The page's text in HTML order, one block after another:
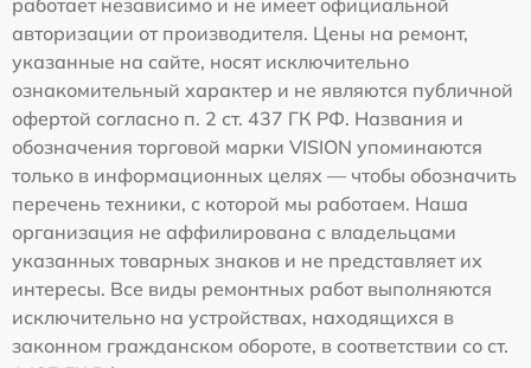
авторизации от производителя. Цены на ремонт,
указанные на сайте, носят исключительно
ознакомительный характер и не являются публичной
офертой согласно п. 2 ст. 437 ГК РФ. Названия и
обозначения торговой марки VISION упоминаются
только в информационных целях — чтобы обозначить
перечень техники, с которой мы работаем. Наша
организация не аффилирована с владельцами
указанных товарных знаков и не представляет их
интересы. Все виды ремонтных работ выполняются
исключительно на устройствах, находящихся в
законном гражданском обороте, в соответствии со ст.